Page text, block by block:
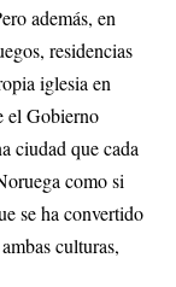
además, en
residencias
iglesia en
el Gobierno
ciudad que cada
como si
se ha convertido
culturas,